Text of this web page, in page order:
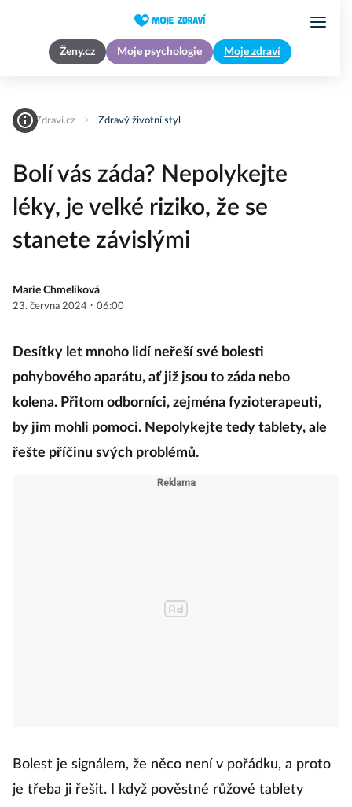
Ženy.cz Moje psychologie Moje zdraví
MojeZdravi.cz Zdravý životní styl
Bolí vás záda? Nepolykejte
léky, je velké riziko, že se
stanete závislými
Marie Chmelíková
23. června 2024 · 06:00
Desítky let mnoho lidí neřeší své bolesti
pohybového aparátu, ať již jsou to záda nebo
kolena. Přitom odborníci, zejména fyzioterapeuti,
by jim mohli pomoci. Nepolykejte tedy tablety, ale
řešte příčinu svých problémů.
Bolest je signálem, že něco není v pořádku, a proto
je třeba ji řešit.
I když pověstné růžové tablety